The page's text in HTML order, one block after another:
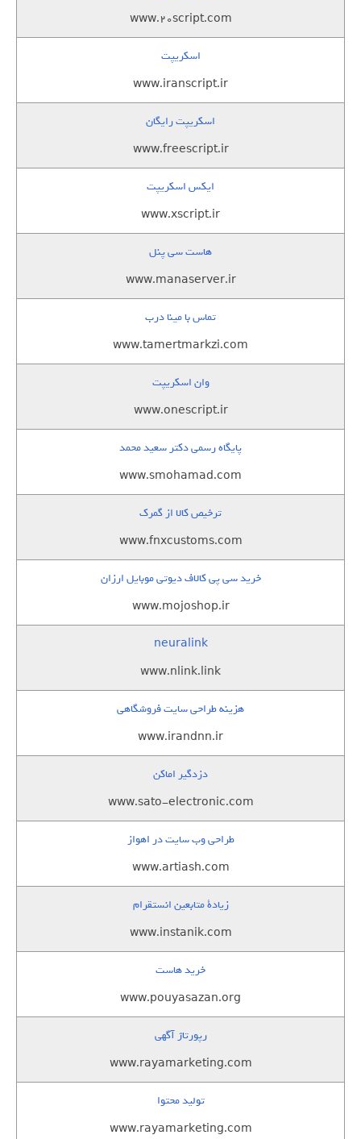
www.20script.com
اسکریپت
www.iranscript.ir
اسکریپت رایگان
www.freescript.ir
ایکس اسکریپت
www.xscript.ir
هاست سی پنل
www.manaserver.ir
تماس با مینا درب
www.tamertmarkzi.com
وان اسکریپت
www.onescript.ir
پایگاه رسمی دکتر سعید محمد
www.smohamad.com
ترخیص کالا از گمرک
www.fnxcustoms.com
خرید سی پی کالاف دیوتی موبایل ارزان
www.mojoshop.ir
neuralink
www.nlink.link
هزینه طراحی سایت فروشگاهی
www.irandnn.ir
دزدگیر اماکن
www.sato-electronic.com
طراحی وب سایت در اهواز
www.artiash.com
زيادة متابعين انستقرام
www.instanik.com
خرید هاست
www.pouyasazan.org
رپورتاژ آگهی
www.rayamarketing.com
تولید محتوا
www.rayamarketing.com